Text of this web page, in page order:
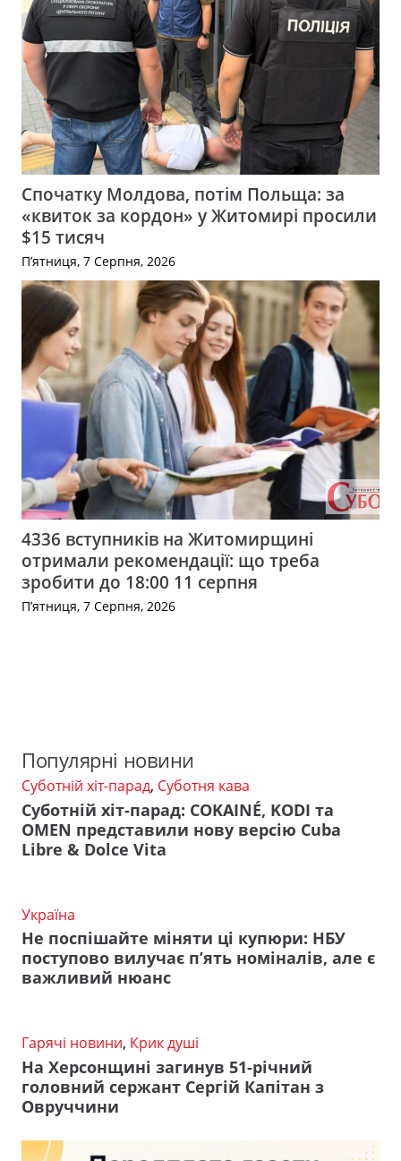
Спочатку Молдова, потім Польща: за
«квиток за кордон» у Житомирі просили
$15 тисяч
П’ятниця, 7 Серпня, 2026
4336 вступників на Житомирщині
отримали рекомендації: що треба
зробити до 18:00 11 серпня
П’ятниця, 7 Серпня, 2026
Популярні новини
Суботній хіт-парад, Суботня кава
Суботній хіт-парад: COKAINÉ, KODI та
OMEN представили нову версію Cuba
Libre & Dolce Vita
Україна
Не поспішайте міняти ці купюри: НБУ
поступово вилучає п’ять номіналів, але є
важливий нюанс
Гарячі новини, Крик душі
На Херсонщині загинув 51-річний
головний сержант Сергій Капітан з
Овруччини